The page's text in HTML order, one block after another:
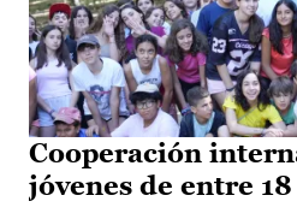
Cooperación
jóvenes de entre